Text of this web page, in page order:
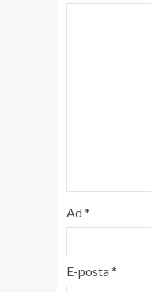
Ad*
E-posta*